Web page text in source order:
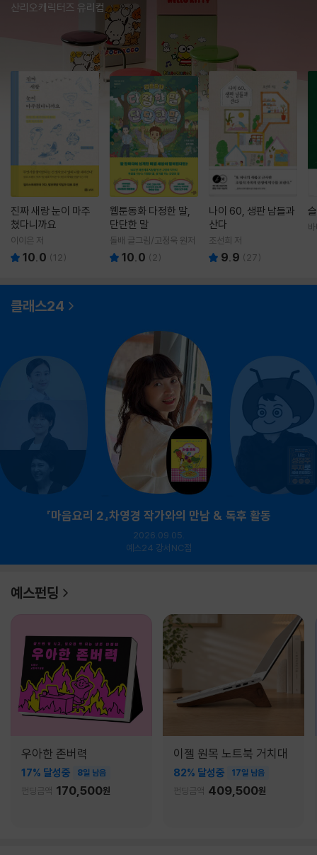
산리오캐릭터즈 유리컵
진짜 새랑 눈이 마주
쳤다니까요
이이은 저
10.0 (12)
웹툰동화 다정한 말,
단단한 말
돌배 글그림/고정욱 원저
10.0 ( 2)
나이 60, 생판 남들과
산다
조선희 저
9.9 ( 27)
클래스24
『마음요리 2』차영경 작가와의 만남 & 독후 활동
2026.09.05.
예스24 강서NC점
예스펀딩
우아한 존버력
17% 달성중 8일 남음
펀딩금액 170,500원
이젤 원목 노트북 거치대
82% 달성중 17일 남음
펀딩금액 409,500원